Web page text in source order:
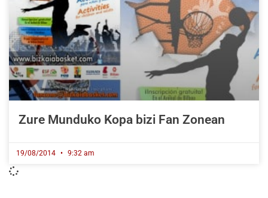
Zure Munduko Kopa bizi Fan Zonean
19/08/2014 9:32 am